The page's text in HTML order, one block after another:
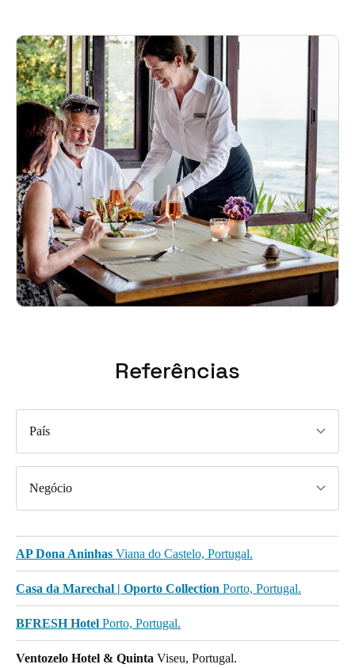
Referências
País
Negócio
AP Dona Aninhas Viana do Castelo, Portugal.
Casa da Marechal | Oporto Collection Porto, Portugal.
BFRESH Hotel Porto, Portugal.
Ventozelo Hotel & Quinta Viseu, Portugal.